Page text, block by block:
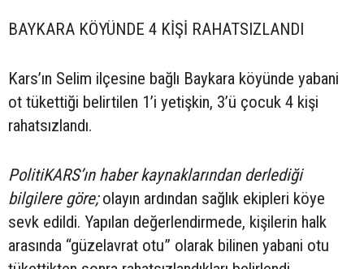
BAYKARA KÖYÜNDE 4 KİŞİ RAHATSIZLANDI
Kars’ın Selim ilçesine bağlı Baykara köyünde yabani
ot tükettiği belirtilen 1’i yetişkin, 3’ü çocuk 4 kişi
rahatsızlandı.
PolitiKARS’ın haber kaynaklarından derlediği
bilgilere göre;olayın ardından sağlık ekipleri köye
sevk edildi. Yapılan değerlendirmede, kişilerin halk
arasında “güzelavrat otu” olarak bilinen yabani otu